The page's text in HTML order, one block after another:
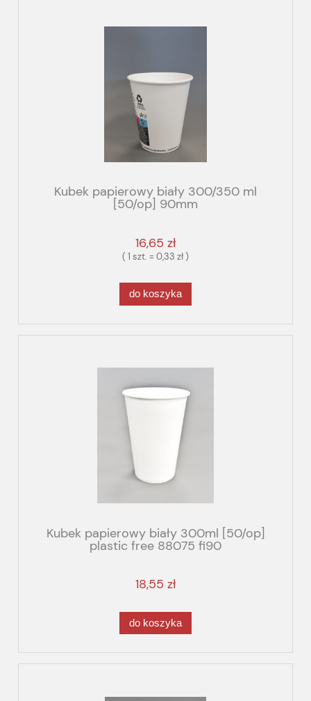
Kubek papierowy biały 300/350 ml
[50/op] 90mm
16,65 zł
( 1 szt. = 0,33 zł )
do koszyka
Kubek papierowy biały 300ml [50/op]
plastic free 88075 fi90
18,55 zł
do koszyka